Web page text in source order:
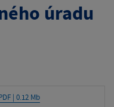
úradu
| 0.12 Mb